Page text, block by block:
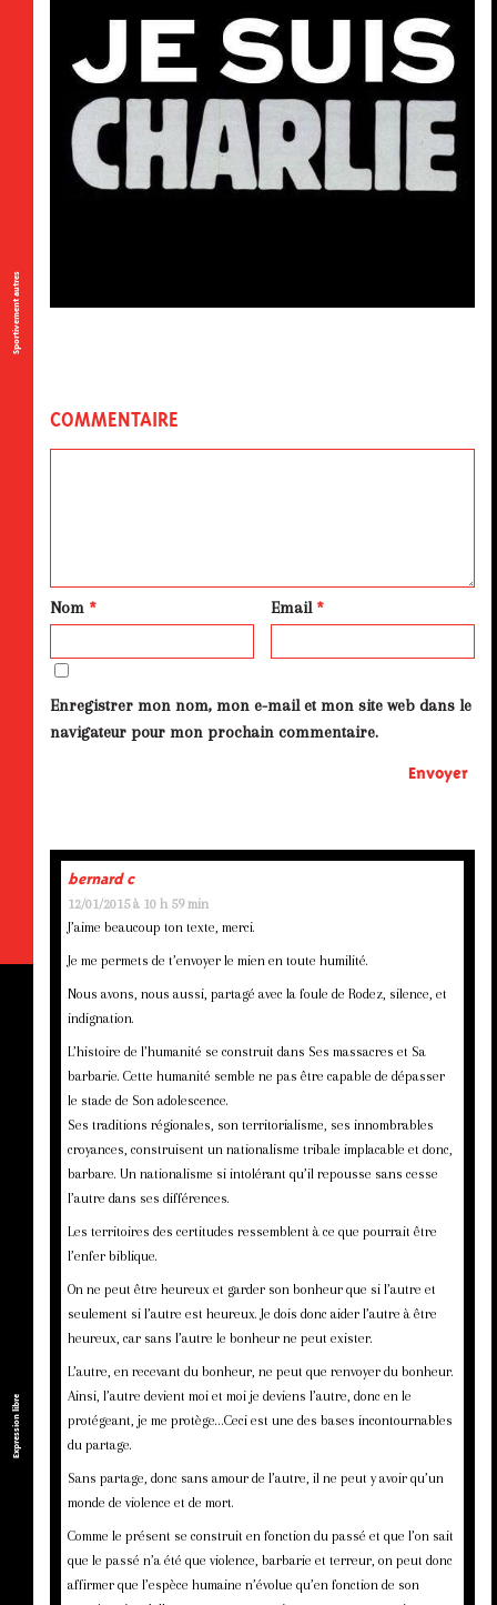
Sportivement autres
Expression libre
COMMENTAIRE
Nom * Email*
Enregistrer mon nom, mon e-mail et mon site web dans le
navigateur pour mon prochain commentaire.
bernard c
12/01/2015 à 10 h 59 min
J’aime beaucoup ton texte, merci.
Je me permets de t’envoyer le mien en toute humilité.
Nous avons, nous aussi, partagé avec la foule de Rodez, silence, et
indignation.
L’histoire de l’humanité se construit dans Ses massacres et Sa
barbarie. Cette humanité semble ne pas être capable de dépasser
le stade de Son adolescence.
Ses traditions régionales, son territorialisme, ses innombrables
croyances, construisent un nationalisme tribale implacable et donc,
barbare. Un nationalisme si intolérant qu’il repousse sans cesse
l’autre dans ses différences.
Les territoires des certitudes ressemblent à ce que pourrait être
l’enfer biblique.
On ne peut être heureux et garder son bonheur que si l’autre et
seulement si l’autre est heureux. Je dois donc aider l’autre à être
heureux, car sans l’autre le bonheur ne peut exister.
L’autre, en recevant du bonheur, ne peut que renvoyer du bonheur.
Ainsi, l’autre devient moi et moi je deviens l’autre, donc en le
protégeant, je me protège…Ceci est une des bases incontournables
du partage.
Sans partage, donc sans amour de l’autre, il ne peut y avoir qu’un
monde de violence et de mort.
Comme le présent se construit en fonction du passé et que l’on sait
que le passé n’a été que violence, barbarie et terreur, on peut donc
affirmer que l’espèce humaine n’évolue qu’en fonction de son